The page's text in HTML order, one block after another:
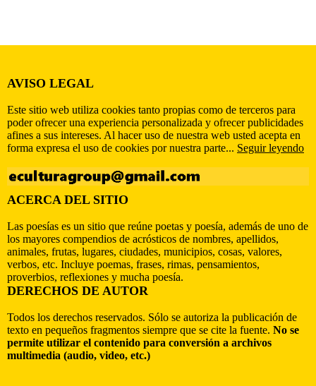
AVISO LEGAL
Este sitio web utiliza cookies tanto propias como de terceros para
poder ofrecer una experiencia personalizada y ofrecer publicidades
afines a sus intereses. Al hacer uso de nuestra web usted acepta en
forma expresa el uso de cookies por nuestra parte... Seguir leyendo
ACERCA DEL SITIO
Las poesías es un sitio que reúne poetas y poesía, además de uno de
los mayores compendios de acrósticos de nombres, apellidos,
animales, frutas, lugares, ciudades, municipios, cosas, valores,
verbos, etc. Incluye poemas, frases, rimas, pensamientos,
proverbios, reflexiones y mucha poesía.
DERECHOS DE AUTOR
Todos los derechos reservados. Sólo se autoriza la publicación de
texto en pequeños fragmentos siempre que se cite la fuente. No se
permite utilizar el contenido para conversión a archivos
multimedia (audio, video, etc.)